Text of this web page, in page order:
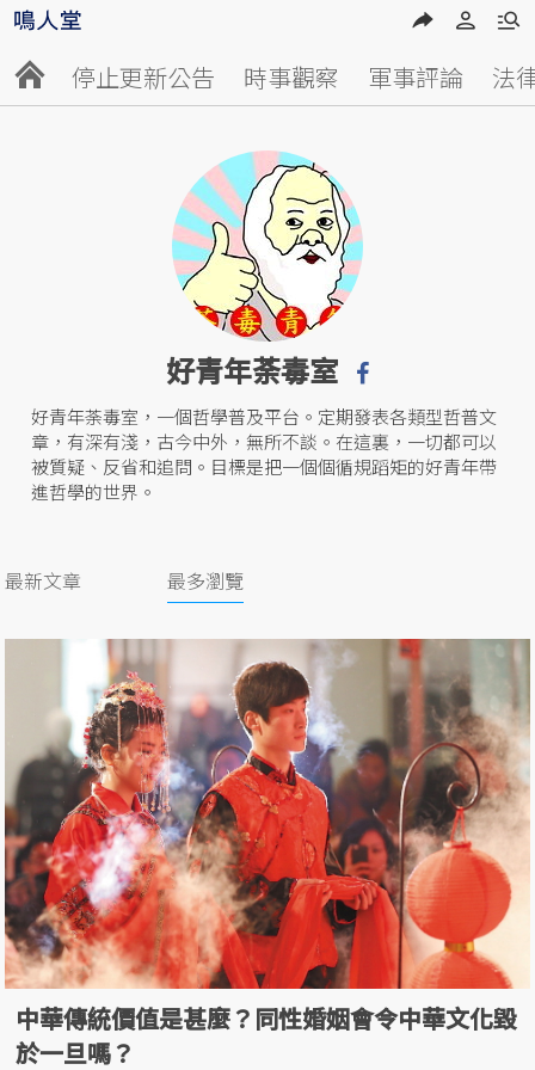
停止更新公告 時事觀察 軍事評論 法
好青年荼毒室
好青年荼毒室，一個哲學普及平台。定期發表各類型哲普文
章，有深有淺，古今中外，無所不談。在這裏，一切都可以
被質疑、反省和追問。目標是把一個個循規蹈矩的好青年帶
進哲學的世界。
最新文章 最多瀏覽
中華傳統價值是甚麼？同性婚姻會令中華文化毀
於一旦嗎？